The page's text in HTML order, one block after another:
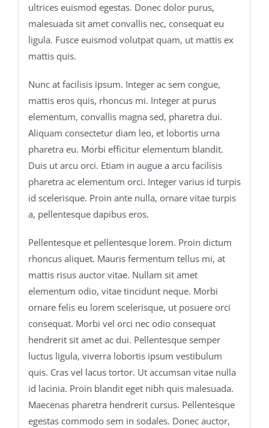
ultrices euismod egestas. Donec dolor purus,
malesuada sit amet convallis nec, consequat eu
ligula. Fusce euismod volutpat quam, ut mattis ex
mattis quis.
Nunc at facilisis ipsum. Integer ac sem congue,
mattis eros quis, rhoncus mi. Integer at purus
elementum, convallis magna sed, pharetra dui.
Aliquam consectetur diam leo, et lobortis urna
pharetra eu. Morbi efficitur elementum blandit.
Duis ut arcu orci. Etiam in augue a arcu facilisis
pharetra ac elementum orci. Integer varius id turpis
id scelerisque. Proin ante nulla, ornare vitae turpis
a, pellentesque dapibus eros.
Pellentesque et pellentesque lorem. Proin dictum
rhoncus aliquet. Mauris fermentum tellus mi, at
mattis risus auctor vitae. Nullam sit amet
elementum odio, vitae tincidunt neque. Morbi
ornare felis eu lorem scelerisque, ut posuere orci
consequat. Morbi vel orci nec odio consequat
hendrerit sit amet ac dui. Pellentesque semper
luctus ligula, viverra lobortis ipsum vestibulum
quis. Cras vel lacus tortor. Ut accumsan vitae nulla
id lacinia. Proin blandit eget nibh quis malesuada.
Maecenas pharetra hendrerit cursus. Pellentesque
egestas commodo sem in sodales. Donec auctor,